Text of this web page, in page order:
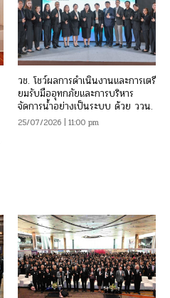
วช. โชว์ผลการดำเนินงานและการเตรี
ยมรับมืออุทกภัยและการบริหาร
จัดการน้ำอย่างเป็นระบบ ด้วย ววน.
25/07/2026 | 11:00 pm